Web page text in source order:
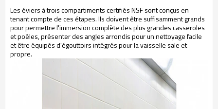
Les éviers à trois compartiments certifiés NSF sont conçus en
tenant compte de ces étapes. Ils doivent être suffisamment grands
pour permettre l'immersion complète des plus grandes casseroles
et poêles, présenter des angles arrondis pour un nettoyage facile
et être équipés d'égouttoirs intégrés pour la vaisselle sale et
propre.